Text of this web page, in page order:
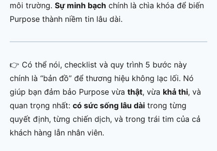
môi trường. Sự minh bạch chính là chìa khóa để biến
Purpose thành niềm tin lâu dài.
👉 Có thể nói, checklist và quy trình 5 bước này
chính là “bản đồ” để thương hiệu không lạc lối. Nó
giúp bạn đảm bảo Purpose vừa thật, vừa khả thi, và
quan trọng nhất: có sức sống lâu dài trong từng
quyết định, từng chiến dịch, và trong trái tim của cả
khách hàng lẫn nhân viên.